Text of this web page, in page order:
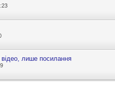
відео, лише посилання